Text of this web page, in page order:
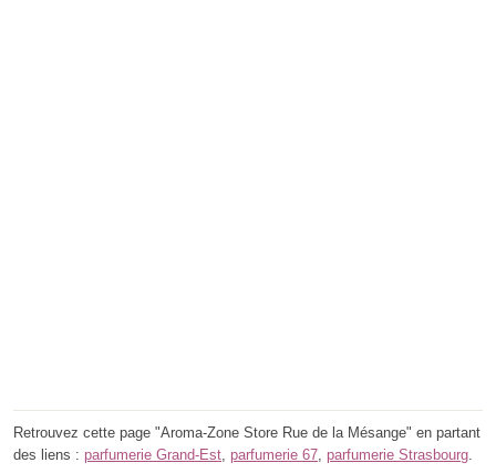
Retrouvez cette page "Aroma-Zone Store Rue de la Mésange" en partant
des liens : parfumerie Grand-Est, parfumerie 67, parfumerie Strasbourg.